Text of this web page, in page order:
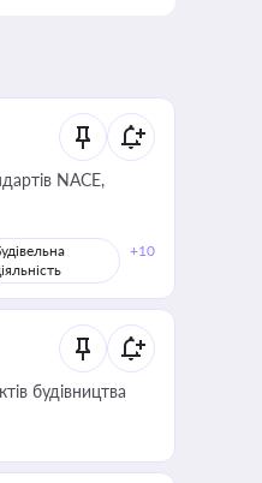
NACE,
+10
будівництва